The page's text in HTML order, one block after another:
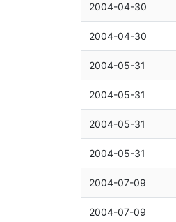
2004-04-30
2004-04-30
2004-05-31
2004-05-31
2004-05-31
2004-05-31
2004-07-09
2004-07-09